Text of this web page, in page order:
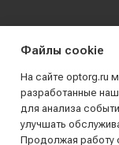
2019 - 2026
Файлы cookie
На сайте optorg.ru
разработанные
для анализа
улучшать
Продолжая работу